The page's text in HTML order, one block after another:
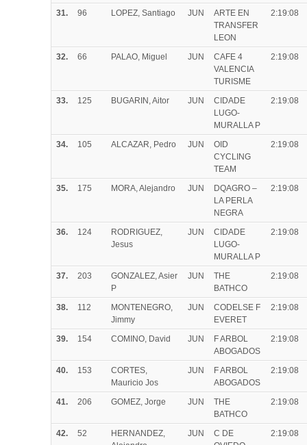
31.
96 LOPEZ, Santiago JUN
ARTE EN
TRANSFER
LEON
2:19:08
32. 66 PALAO, Miguel JUN
CAFE 4
VALENCIA
TURISME
2:19:08
33. 125 BUGARIN, Aitor JUN
CIDADE
LUGO-
MURALLA P
2:19:08
34. 105 ALCAZAR, Pedro JUN
OID
CYCLING
TEAM
2:19:08
35. 175 MORA, Alejandro JUN
DQAGRO –
LA PERLA
NEGRA
2:19:08
36. 124
RODRIGUEZ,
Jesus
JUN
CIDADE
LUGO-
MURALLA P
2:19:08
37. 203
GONZALEZ, Asier
P
JUN
THE
BATHCO
2:19:08
38. 112
MONTENEGRO,
Jimmy
JUN
CODELSE F
EVERET
2:19:08
39. 154 COMINO, David JUN
F ARBOL
ABOGADOS
2:19:08
40. 153
CORTES,
Mauricio Jos
JUN
F ARBOL
ABOGADOS
2:19:08
41. 206 GOMEZ, Jorge JUN
THE
BATHCO
2:19:08
42. 52
HERNANDEZ,
JUN
C DE
2:19:08